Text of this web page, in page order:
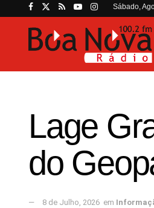
Sábado,
Lage
do
8 de Julho, 2026 em